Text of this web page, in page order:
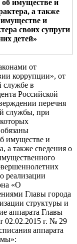
об имуществе и
а также
имуществе и
своих супруги
детей»
от
коррупции», от
в
Российской
перечня
службы, при
имуществе и
а также сведения о
реализации
«О
Главы города
структуры и
аппарата Главы
02.02.2015 г. № 29
аппарата